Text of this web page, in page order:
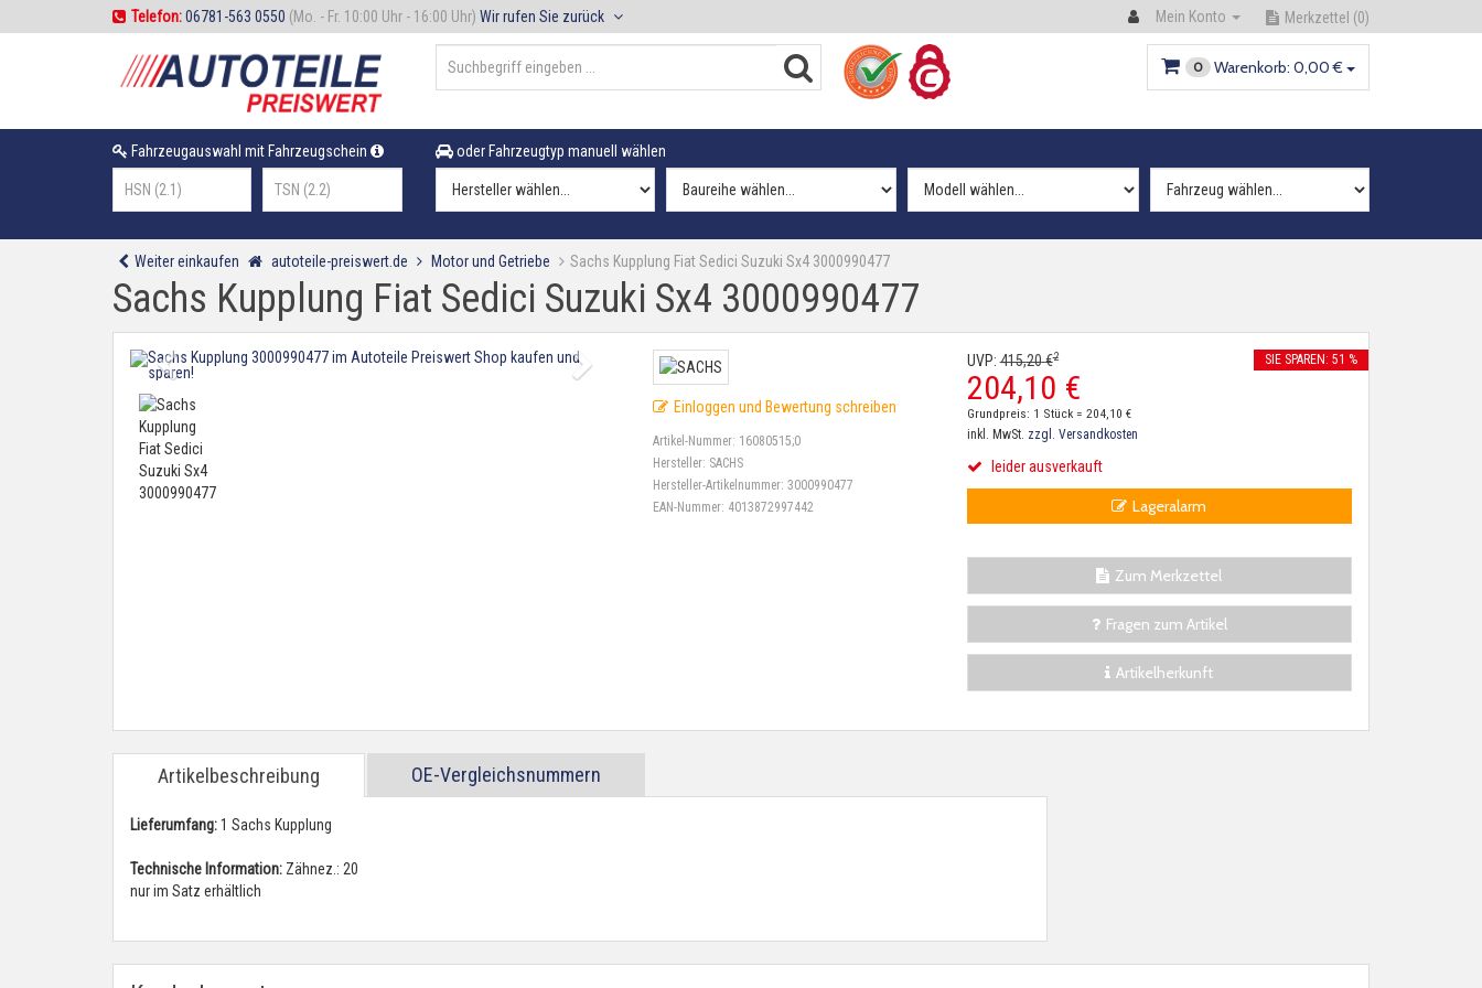
Telefon:06781-563 0550 (Mo. - Fr. 10:00 Uhr - 16:00 Uhr) Wir rufen Sie zurück Mein Konto Merkzettel (0)
0 Warenkorb: 0,00 €
Fahrzeugauswahl mit Fahrzeugschein oder Fahrzeugtyp manuell wählen
Weiter einkaufen autoteile-preiswert.de Motor und Getriebe Sachs Kupplung Fiat Sedici Suzuki Sx4 3000990477
Sachs Kupplung Fiat Sedici Suzuki Sx4 3000990477
Einloggen und Bewertung schreiben
Artikel-Nummer: 16080515;0
Hersteller: SACHS
Hersteller-Artikelnummer:3000990477
EAN-Nummer: 4013872997442
UVP:415,20€2
204,10 €
SIE SPAREN: 51 %
Grundpreis: 1 Stück = 204,10 €
inkl. MwSt. zzgl. Versandkosten
leider ausverkauft
Lageralarm
Zum Merkzettel
Fragen zum Artikel
Artikelherkunft
Artikelbeschreibung OE-Vergleichsnummern
Lieferumfang:1 Sachs Kupplung
Technische Information: Zähnez.: 20
nur im Satz erhältlich